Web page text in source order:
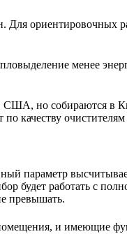
Для ориентировочных
менее
США, но собираются в
качеству
параметр
будет работать с
превышать.
и имеющие